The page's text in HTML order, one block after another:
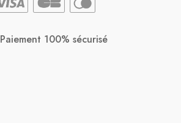
Paiement 100% sécurisé